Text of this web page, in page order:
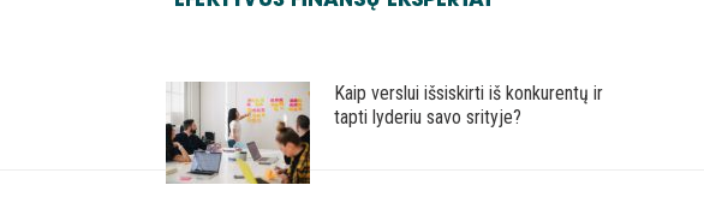
Kaip verslui išsiskirti iš konkurentų ir
tapti lyderiu savo srityje?